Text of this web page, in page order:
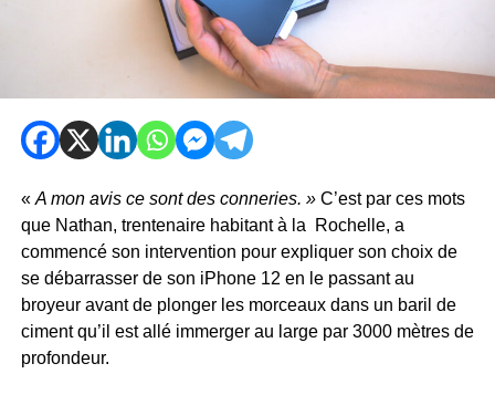
« A mon avis ce sont des conneries. » C’est par ces mots
que Nathan, trentenaire habitant à la Rochelle, a
commencé son intervention pour expliquer son choix de
se débarrasser de son iPhone 12 en le passant au
broyeur avant de plonger les morceaux dans un baril de
ciment qu’il est allé immerger au large par 3000 mètres de
profondeur.